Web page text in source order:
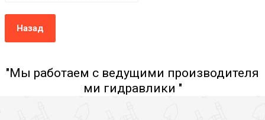
Назад
"Мы работаем с ведущими производителя
ми гидравлики "